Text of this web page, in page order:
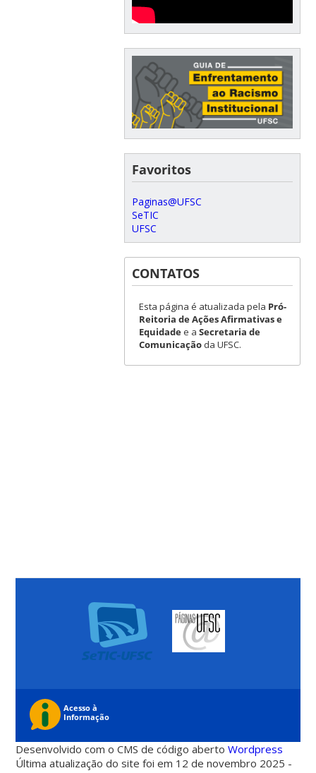
Favoritos
Paginas@UFSC
SeTIC
UFSC
CONTATOS
Esta página é atualizada pela Pró-
Reitoria de Ações Afirmativas e
Equidadee a Secretaria de
Comunicaçãoda UFSC.
Desenvolvido com o CMS de código abertoWordpress
Última atualização do site foi em 12 de novembro 2025 -